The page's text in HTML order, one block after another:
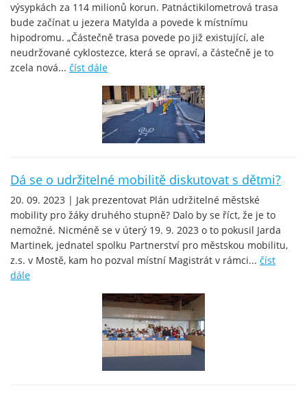
výsypkách za 114 milionů korun. Patnáctikilometrová trasa
bude začínat u jezera Matylda a povede k místnímu
hipodromu. „Částečně trasa povede po již existující, ale
neudržované cyklostezce, která se opraví, a částečně je to
zcela nová... číst dále
Dá se o udržitelné mobilitě diskutovat s dětmi?
20. 09. 2023 | Jak prezentovat Plán udržitelné městské
mobility pro žáky druhého stupně? Dalo by se říct, že je to
nemožné. Nicméně se v úterý 19. 9. 2023 o to pokusil Jarda
Martinek, jednatel spolku Partnerství pro městskou mobilitu,
z.s. v Mostě, kam ho pozval místní Magistrát v rámci... číst
dále